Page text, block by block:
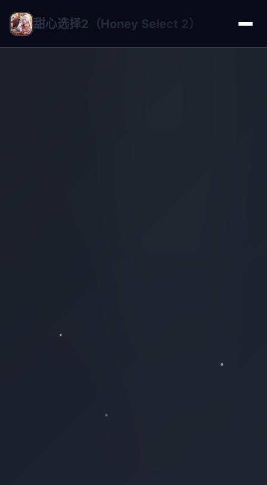
甜心选择2（Honey Select 2）